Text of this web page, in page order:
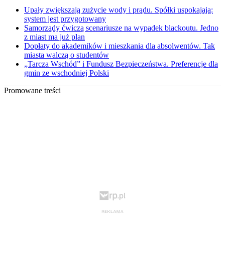
Upały zwiększają zużycie wody i prądu. Spółki uspokajają:
system jest przygotowany
Samorządy ćwiczą scenariusze na wypadek blackoutu. Jedno
z miast ma już plan
Dopłaty do akademików i mieszkania dla absolwentów. Tak
miasta walczą o studentów
„Tarcza Wschód” i Fundusz Bezpieczeństwa. Preferencje dla
gmin ze wschodniej Polski
Promowane treści